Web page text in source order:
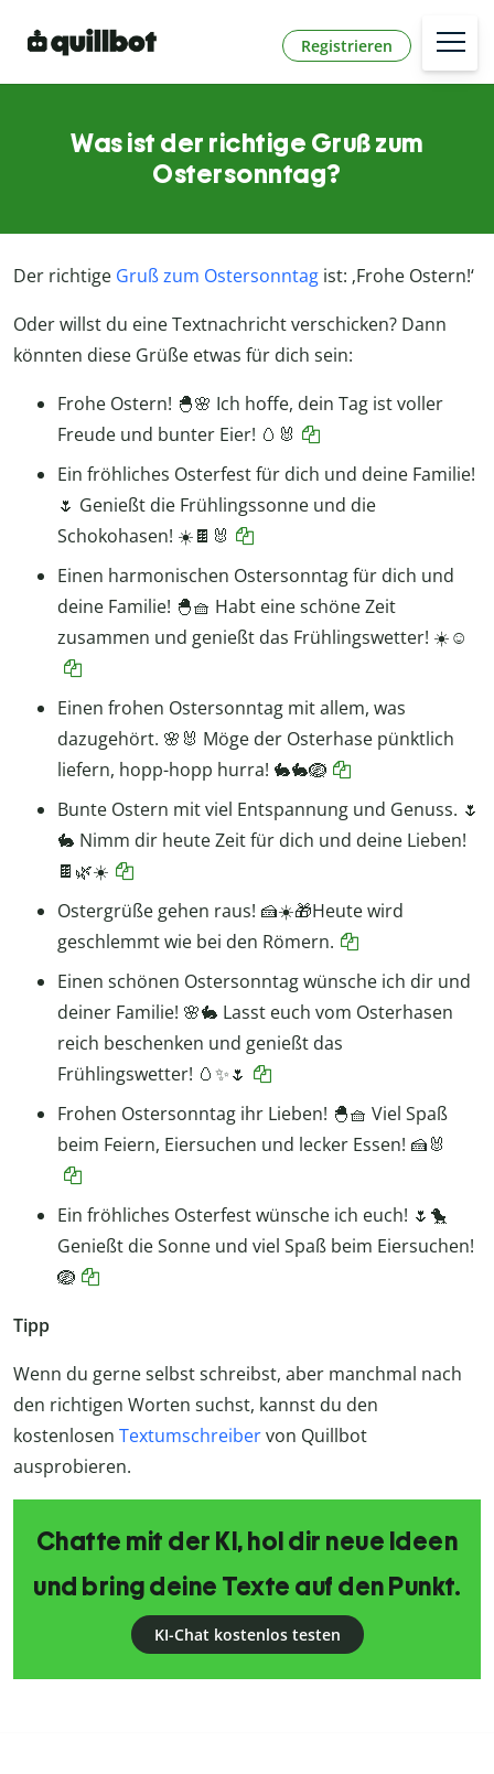
Registrieren
Was ist der richtige Gruß zum
Ostersonntag?
Der richtige Gruß zum Ostersonntag ist: ‚Frohe Ostern!‘
Oder willst du eine Textnachricht verschicken? Dann
könnten diese Grüße etwas für dich sein:
Frohe Ostern! 🐣🌸 Ich hoffe, dein Tag ist voller
Freude und bunter Eier! 🥚🐰
Ein fröhliches Osterfest für dich und deine Familie!
🌷 Genießt die Frühlingssonne und die
Schokohasen! ☀️🍫🐰
Einen harmonischen Ostersonntag für dich und
deine Familie! 🐣🧺 Habt eine schöne Zeit
zusammen und genießt das Frühlingswetter! ☀️☺️
Einen frohen Ostersonntag mit allem, was
dazugehört. 🌸🐰 Möge der Osterhase pünktlich
liefern, hopp-hopp hurra! 🐇🐇🪺
Bunte Ostern mit viel Entspannung und Genuss. 🌷
🐇 Nimm dir heute Zeit für dich und deine Lieben!
🍫🌿☀️
Ostergrüße gehen raus! 🍰☀️🎁Heute wird
geschlemmt wie bei den Römern.
Einen schönen Ostersonntag wünsche ich dir und
deiner Familie! 🌸🐇 Lasst euch vom Osterhasen
reich beschenken und genießt das
Frühlingswetter! 🥚✨🌷
Frohen Ostersonntag ihr Lieben! 🐣🧺 Viel Spaß
beim Feiern, Eiersuchen und lecker Essen! 🍰🐰
Ein fröhliches Osterfest wünsche ich euch! 🌷🐤
Genießt die Sonne und viel Spaß beim Eiersuchen!
🪺
Tipp
Wenn du gerne selbst schreibst, aber manchmal nach
den richtigen Worten suchst, kannst du den
kostenlosen Textumschreibervon Quillbot
ausprobieren.
Chatte mit der KI, hol dir neue Ideen
und bring deine Texte auf den Punkt.
KI-Chat kostenlos testen